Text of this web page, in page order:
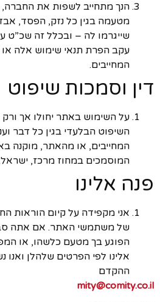
הנך מתחייב לשפות את החברה,
מטעמה בגין כל נזק, הפסד,
שייגרמו לה – ובכלל זה שכ”ט
עקב הפרת תנאי שימוש אלה
המחייבים.
דין וסמכות שיפוט
על השימוש באתר יחולו אך ורק
השיפוט הבלעדי בגין כל דבר
המחייבים, או מהאתר, מוקנה
המוסמכים במחוז מרכז,
פנה אלינו
אני מקפידה על קיום הוראות
של משתמשי האתר. אם אתה
הפוגע בך מטעם כלשהו, או
אלינו לפי הפרטים שלהלן
ההקדם
mity@comity.co.il